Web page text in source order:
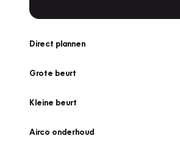
Direct plannen
Grote beurt
Kleine beurt
Airco onderhoud